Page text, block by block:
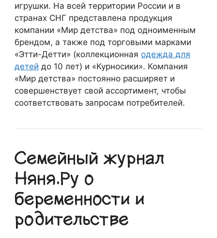
игрушки. На всей территории России и в
странах СНГ представлена продукция
компании «Мир детства» под одноименным
брендом, а также под торговыми марками
«Этти-Детти» (коллекционная одежда для
детей до 10 лет) и «Курносики». Компания
«Мир детства» постоянно расширяет и
совершенствует свой ассортимент, чтобы
соответствовать запросам потребителей.
Семейный журнал
Няня.Ру о
беременности и
родительстве